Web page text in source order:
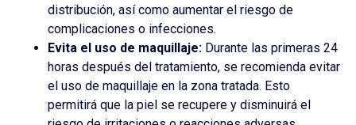
distribución, así como aumentar el riesgo de
complicaciones o infecciones.
Evita el uso de maquillaje: Durante las primeras 24
horas después del tratamiento, se recomienda evitar
el uso de maquillaje en la zona tratada. Esto
permitirá que la piel se recupere y disminuirá el